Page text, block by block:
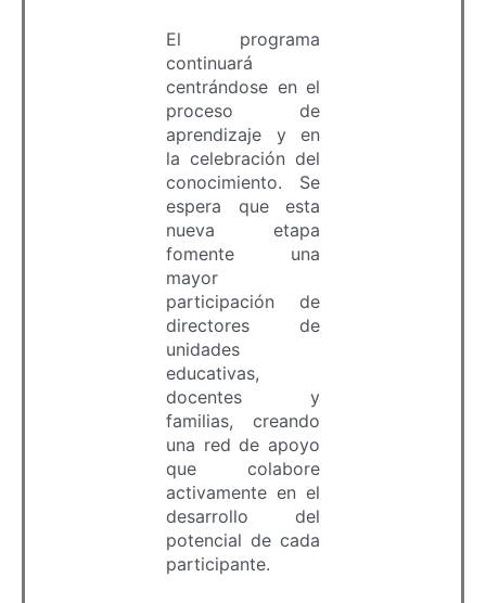
El programa
continuará
centrándose en el
proceso de
aprendizaje y en
la celebración del
conocimiento. Se
espera que esta
nueva etapa
fomente una
mayor
participación de
directores de
unidades
educativas,
docentes y
familias, creando
una red de apoyo
que colabore
activamente en el
desarrollo del
potencial de cada
participante.